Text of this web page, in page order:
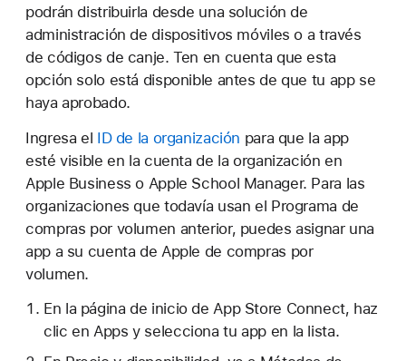
podrán distribuirla desde una solución de
administración de dispositivos móviles o a través
de códigos de canje. Ten en cuenta que esta
opción solo está disponible antes de que tu app se
haya aprobado.
Ingresa el ID de la organización para que la app
esté visible en la cuenta de la organización en
Apple Business o Apple School Manager. Para las
organizaciones que todavía usan el Programa de
compras por volumen anterior, puedes asignar una
app a su cuenta de Apple de compras por
volumen.
En la página de inicio de App Store Connect, haz
clic en Apps y selecciona tu app en la lista.